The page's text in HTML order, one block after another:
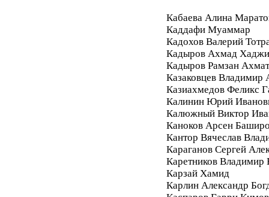
Кабаева Алина
Каддафи Муаммар
Кадохов Валерий
Кадыров Ахмад Хаджи
Кадыров Рамзан
Казаковцев Владимир
Казиахмедов Феликс
Калинин Юрий
Калюжный Виктор
Каноков Арсен
Кантор Вячеслав
Караганов Сергей
Каретников Владимир
Карзай Хамид
Карлин Александр